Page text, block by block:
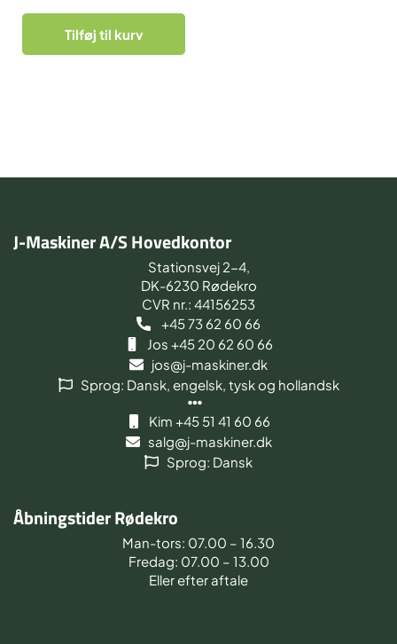
Tilføj til kurv
J-Maskiner A/S Hovedkontor
Stationsvej 2-4,
DK-6230 Rødekro
CVR nr.: 44156253
+45 73 62 60 66
Jos +45 20 62 60 66
jos@j-maskiner.dk
Sprog: Dansk, engelsk, tysk og hollandsk
Kim +45 51 41 60 66
salg@j-maskiner.dk
Sprog: Dansk
Åbningstider Rødekro
Man-tors: 07.00 – 16.30
Fredag: 07.00 – 13.00
Eller efter aftale